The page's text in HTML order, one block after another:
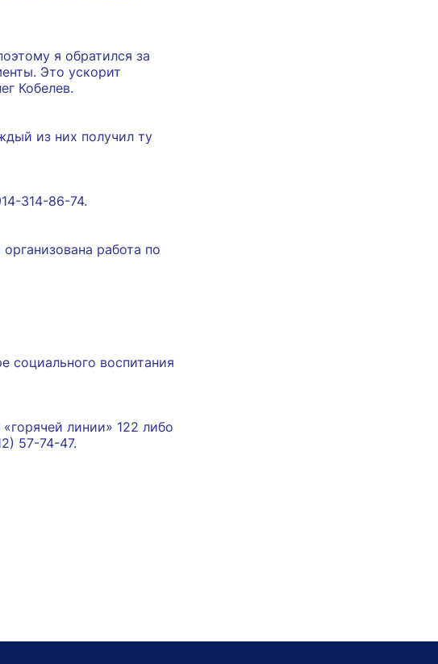
я обратился за
Это ускорит
Кобелев.
из них получил ту
314-86-74.
работа по
социального воспитания
линии» 122 либо
57-74-47.